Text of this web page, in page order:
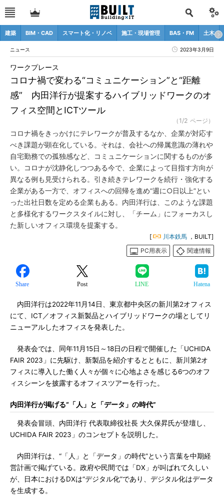
建築 BIM・CAD スマート化・リノベ 施工・現場管理 BAS・FM 土木
ニュース 2023年3月9日
コロナ禍で変わる“コミュニケーション”と“距離
感” 内田洋行が提案するハイブリッドワークのオ
フィス空間とICTツール
ワークプレース
（1/2 ページ）
コロナ禍をきっかけにテレワークが普及するなか、企業が対応す
べき課題が顕在化している。それは、会社への帰属意識の薄れや
自宅勤務での孤独感など、コミュニケーションに関するものが多
い。コロナが沈静化しつつある今で、企業によって目指す方向が
異なる例も見受けられる。引き続きテレワークを続行・強化する
企業がある一方で、オフィスへの回帰を進め“週に○日以上”とい
った出社日数を定める企業もある。内田洋行は、このような課題
と多様化するワークスタイルに対し、「チーム」にフォーカスし
た新しいオフィス環境を提案する。
[ 川本鉄馬 ，BUILT]
PC用表示
関連情報
Share Post LINE Hatena
内田洋行は2022年11月14日、東京都中央区の新川第2オフィス
にて、ICT／オフィス新製品とハイブリッドワークの場としてリ
ニューアルしたオフィスを発表した。
発表会では、同年11月15日～18日の日程で開催した「UCHIDA
FAIR 2023」に先駆け、新製品を紹介するとともに、新川第2オ
フィスに導入した働く人々が個々に心地よさを感じる6つのオフ
ィスシーンを披露するオフィスツアーを行った。
内田洋行が掲げる“「人」と「データ」の時代”
発表会冒頭、内田洋行 代表取締役社長 大久保昇氏が登壇し、
UCHIDA FAIR 2023」のコンセプトを説明した。
内田洋行は、“「人」と「データ」の時代”という言葉を中期経
営計画で掲げている。政府や民間では「DX」が叫ばれて久しい
が、日本におけるDXは“デジタル化”であり、デジタル化はデータ
を生成する。